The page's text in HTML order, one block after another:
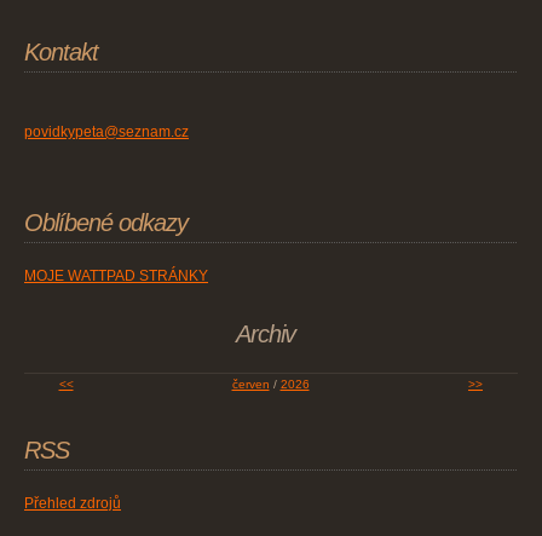
Kontakt
povidkypeta@seznam.cz
Oblíbené odkazy
MOJE WATTPAD STRÁNKY
Archiv
<< červen / 2026 >>
RSS
Přehled zdrojů